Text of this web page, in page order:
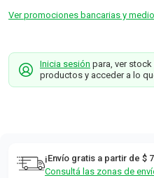
Ver promociones bancarias y
Inicia sesión para, ver
productos y acceder a lo
¡Envío gratis a partir de $
Consultá las zonas de